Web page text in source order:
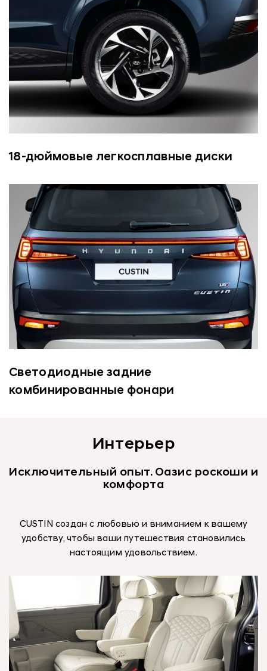
18-дюймовые легкосплавные диски
Светодиодные задние
комбинированные фонари
Интерьер
Исключительный опыт. Оазис роскоши и
комфорта
CUSTIN создан с любовью и вниманием к вашему
удобству, чтобы ваши путешествия становились
настоящим удовольствием.